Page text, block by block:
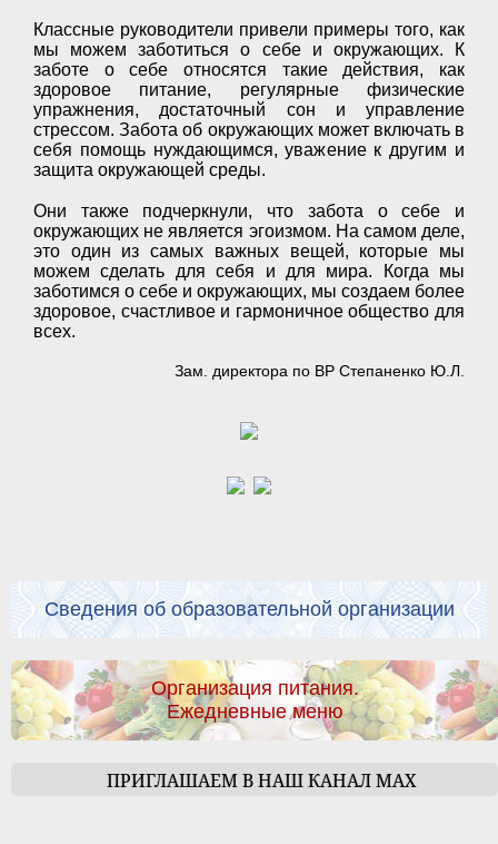
Классные руководители привели примеры того, как
мы можем заботиться о себе и окружающих. К
заботе о себе относятся такие действия, как
здоровое питание, регулярные физические
упражнения, достаточный сон и управление
стрессом. Забота об окружающих может включать в
себя помощь нуждающимся, уважение к другим и
защита окружающей среды.
Они также подчеркнули, что забота о себе и
окружающих не является эгоизмом. На самом деле,
это один из самых важных вещей, которые мы
можем сделать для себя и для мира. Когда мы
заботимся о себе и окружающих, мы создаем более
здоровое, счастливое и гармоничное общество для
всех.
Зам. директора по ВР Степаненко Ю.Л.
Сведения об образовательной организации
Организация питания.
Ежедневные меню
ПРИГЛАШАЕМ В НАШ КАНАЛ МАХ